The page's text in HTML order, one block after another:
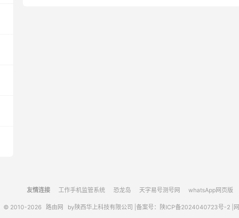
友情连接 工作手机监管系统 恐龙岛 天字易号测号网 whatsApp网页版
© 2010-2026 路由网 by陕西华上科技有限公司 | 备案号：陕ICP备2024040723号-2 |